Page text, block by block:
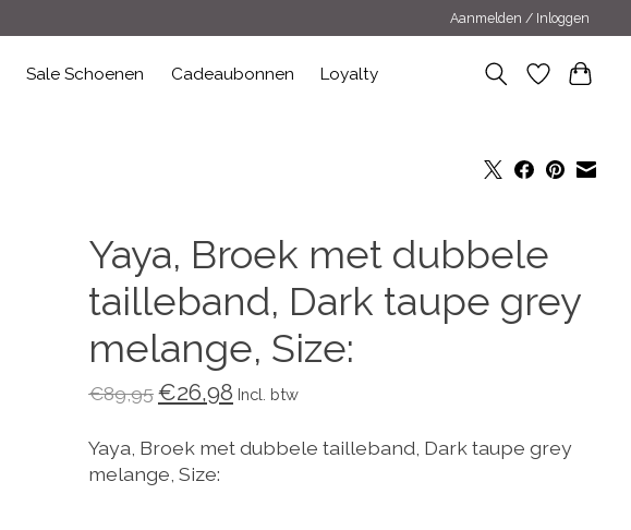
Aanmelden / Inloggen
Sale Schoenen Cadeaubonnen Loyalty
Yaya, Broek met dubbele
tailleband, Dark taupe grey
melange, Size:
€89,95€26,98 Incl. btw
Yaya, Broek met dubbele tailleband, Dark taupe grey
melange, Size: